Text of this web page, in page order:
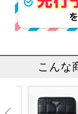
こんな